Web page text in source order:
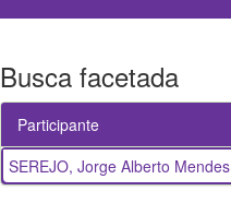
Busca facetada
Participante
SEREJO, Jorge Alberto Mendes